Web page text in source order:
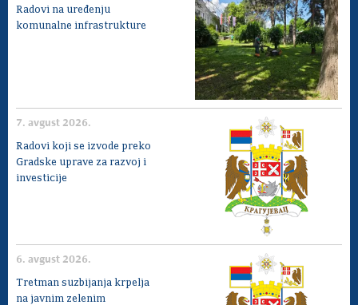
saobraćaja
Ljudska i manjinska prava
Radovi na uređenju
komunalne infrastrukture
7. avgust 2026.
Radovi koji se izvode preko
Gradske uprave za razvoj i
investicije
6. avgust 2026.
Tretman suzbijanja krpelja
na javnim zelenim